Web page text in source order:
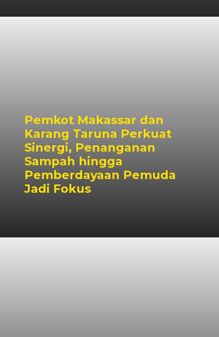
Pemkot Makassar dan
Karang Taruna Perkuat
Sinergi, Penanganan
Sampah hingga
Pemberdayaan Pemuda
Jadi Fokus